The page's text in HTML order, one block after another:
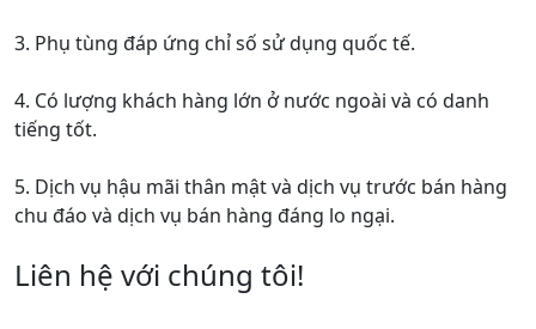
3. Phụ tùng đáp ứng chỉ số sử dụng quốc tế.
4. Có lượng khách hàng lớn ở nước ngoài và có danh
tiếng tốt.
5. Dịch vụ hậu mãi thân mật và dịch vụ trước bán hàng
chu đáo và dịch vụ bán hàng đáng lo ngại.
Liên hệ với chúng tôi!